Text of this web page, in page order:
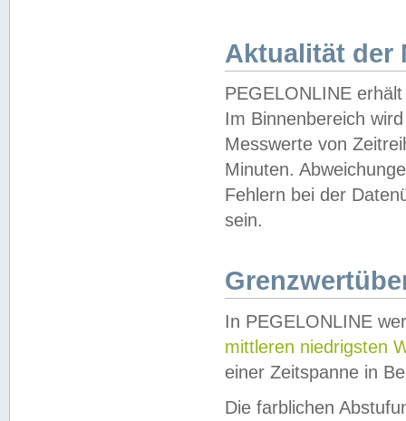
Aktualität der
PEGELONLINE
Im Binnenbereich
Messwerte von
Minuten.
Fehlern bei der
sein.
In PEGELONLINE
mittleren niedrigsten
einer Zeitspanne in
Die farblichen